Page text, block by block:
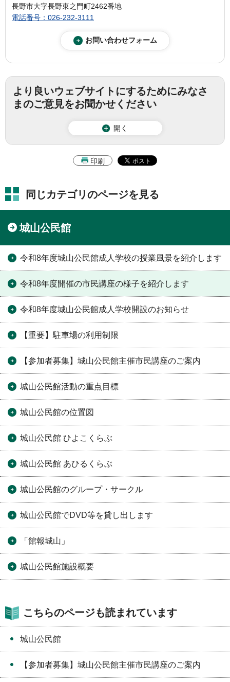
長野市大字長野東之門町2462番地
電話番号：026-232-3111
より良いウェブサイトにするためにみなさ
まのご意見をお聞かせください
開く
印刷
同じカテゴリのページを見る
城山公民館
令和8年度城山公民館成人学校の授業風景を紹介します
令和8年度開催の市民講座の様子を紹介します
令和8年度城山公民館成人学校開設のお知らせ
【重要】駐車場の利用制限
【参加者募集】城山公民館主催市民講座のご案内
城山公民館活動の重点目標
城山公民館の位置図
城山公民館 ひよこくらぶ
城山公民館 あひるくらぶ
城山公民館のグループ・サークル
城山公民館でDVD等を貸し出します
「館報城山」
城山公民館施設概要
こちらのページも読まれています
城山公民館
【参加者募集】城山公民館主催市民講座のご案内